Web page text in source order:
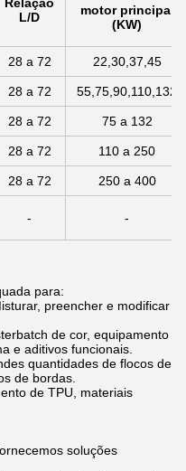
L/D
motor principal
(KW)
28 a 72 22,30,37,45
28 a 72 55,75,90,110,132
28 a 72 75 a 132
28 a 72 110 a 250
28 a 72 250 a 400
- -
para:
preencher e modificar
de cor, equipamento
e aditivos funcionais.
quantidades de flocos de
de bordas.
de TPU, materiais
soluções